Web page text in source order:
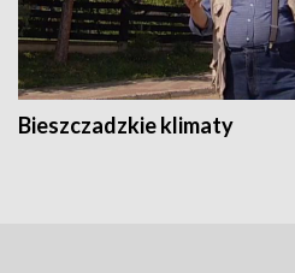
Bieszczadzkie klimaty